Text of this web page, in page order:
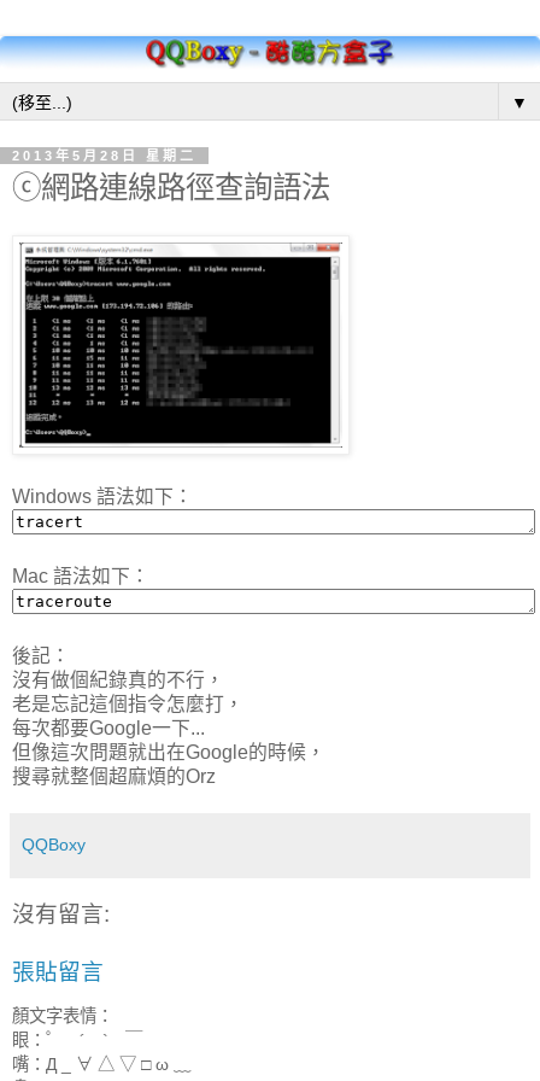
▼
2013年5月28日 星期二
ⓒ網路連線路徑查詢語法
Windows 語法如下：
Mac 語法如下：
後記：
沒有做個紀錄真的不行，
老是忘記這個指令怎麼打，
每次都要Google一下...
但像這次問題就出在Google的時候，
搜尋就整個超麻煩的Orz
QQBoxy
沒有留言:
張貼留言
顏文字表情：
眼：゜ ´ ` ￣
嘴：Д _ ∀ △ ▽ □ ω ﹏